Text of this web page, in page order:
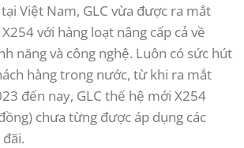
Việt Nam, GLC vừa được ra mắt
với hàng loạt nâng cấp cả về
năng và công nghệ. Luôn có sức hút
hàng trong nước, từ khi ra mắt
đến nay, GLC thế hệ mới X254
chưa từng được áp dụng các